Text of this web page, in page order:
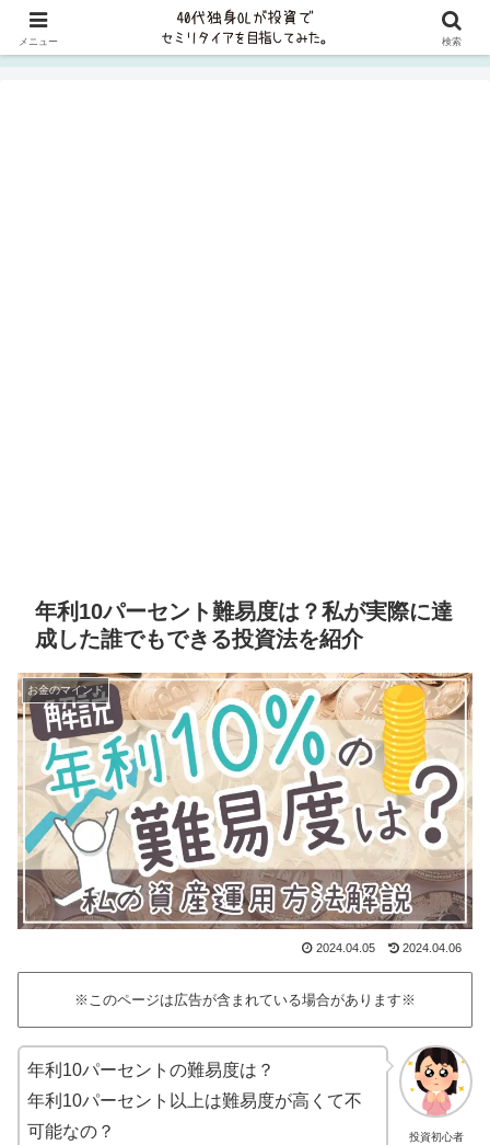
貯金ゼロから8年で資産5000万円、2023年に1億円を突破しました✨FP2級
取得＆コツコツ投資を実践中＞
年利10パーセント難易度は？私が実際に達
成した誰でもできる投資法を紹介
お金のマインド
2024.04.05 2024.04.06
※このページは広告が含まれている場合があります※
投資初心者
年利10パーセントの難易度は？
年利10パーセント以上は難易度が高くて不
可能なの？
メニュー 検索